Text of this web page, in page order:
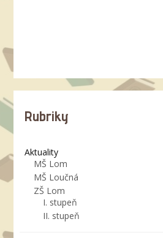
Rubriky
Aktuality
MŠ Lom
MŠ Loučná
ZŠ Lom
I. stupeň
II. stupeň